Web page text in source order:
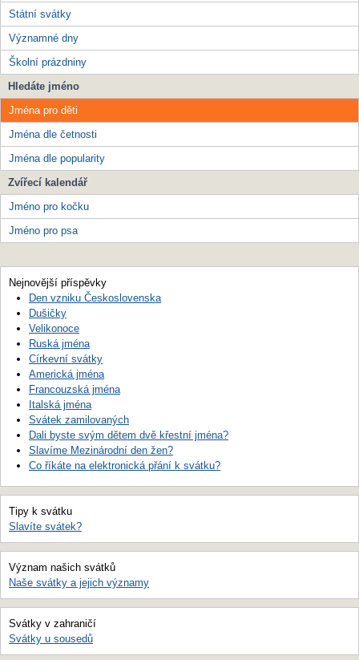
Státní svátky
Významné dny
Školní prázdniny
Hledáte jméno
Jména pro děti
Jména dle četnosti
Jména dle popularity
Zvířecí kalendář
Jméno pro kočku
Jméno pro psa
Nejnovější příspěvky
Den vzniku Československa
Dušičky
Velikonoce
Ruská jména
Církevní svátky
Americká jména
Francouzská jména
Italská jména
Svátek zamilovaných
Dali byste svým dětem dvě křestní jména?
Slavíme Mezinárodní den žen?
Co říkáte na elektronická přání k svátku?
Tipy k svátku
Slavíte svátek?
Význam našich svátků
Naše svátky a jejich významy
Svátky v zahraničí
Svátky u sousedů